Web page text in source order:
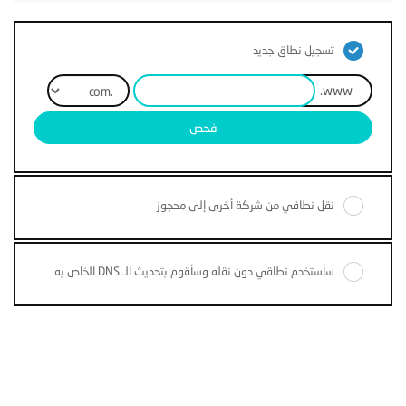
تسجيل نطاق جديد
www.
فحص
نقل نطاقي من شركة أخرى إلى محجوز
سأستخدم نطاقي دون نقله وسأقوم بتحديث الـ DNS الخاص به